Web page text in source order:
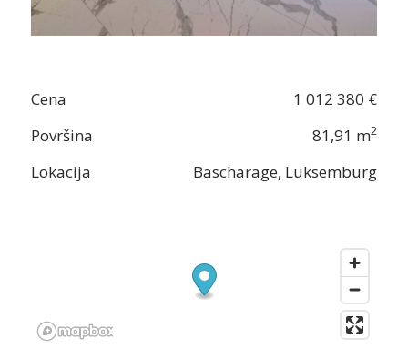
Cena
1 012 380 €
Površina
81,91 m2
Lokacija Bascharage, Luksemburg